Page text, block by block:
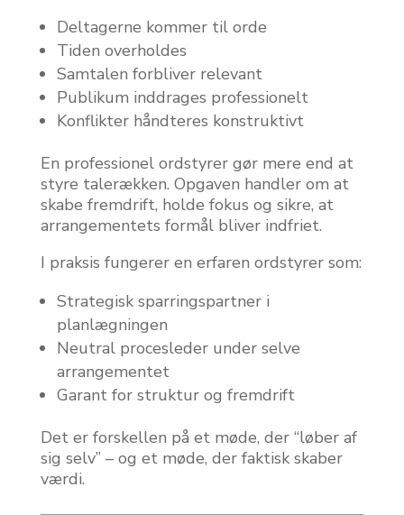
Deltagerne kommer til orde
Tiden overholdes
Samtalen forbliver relevant
Publikum inddrages professionelt
Konflikter håndteres konstruktivt
En professionel ordstyrer gør mere end at
styre talerækken. Opgaven handler om at
skabe fremdrift, holde fokus og sikre, at
arrangementets formål bliver indfriet.
I praksis fungerer en erfaren ordstyrer som:
Strategisk sparringspartner i
planlægningen
Neutral procesleder under selve
arrangementet
Garant for struktur og fremdrift
Det er forskellen på et møde, der “løber af
sig selv” – og et møde, der faktisk skaber
værdi.